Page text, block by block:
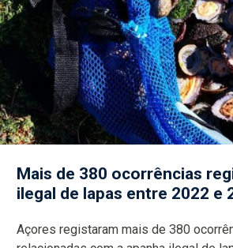
Mais de 380 ocorrências
ilegal de lapas entre 2022 e
Açores registaram mais de 380 ocorrências e mais